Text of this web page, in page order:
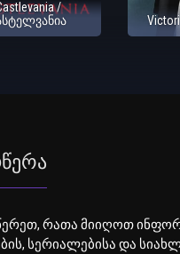
/
რათა მიიღოთ
სერიალებისა და